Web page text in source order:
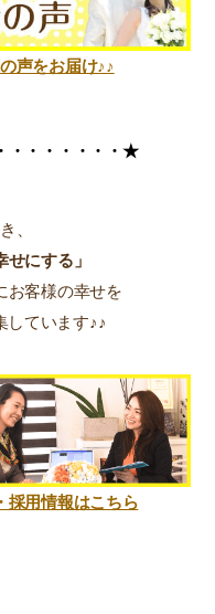
声をお届け♪♪
・ ・・・・・・★
、
せにする」
お客様の幸せを
しています♪♪
採用情報はこちら